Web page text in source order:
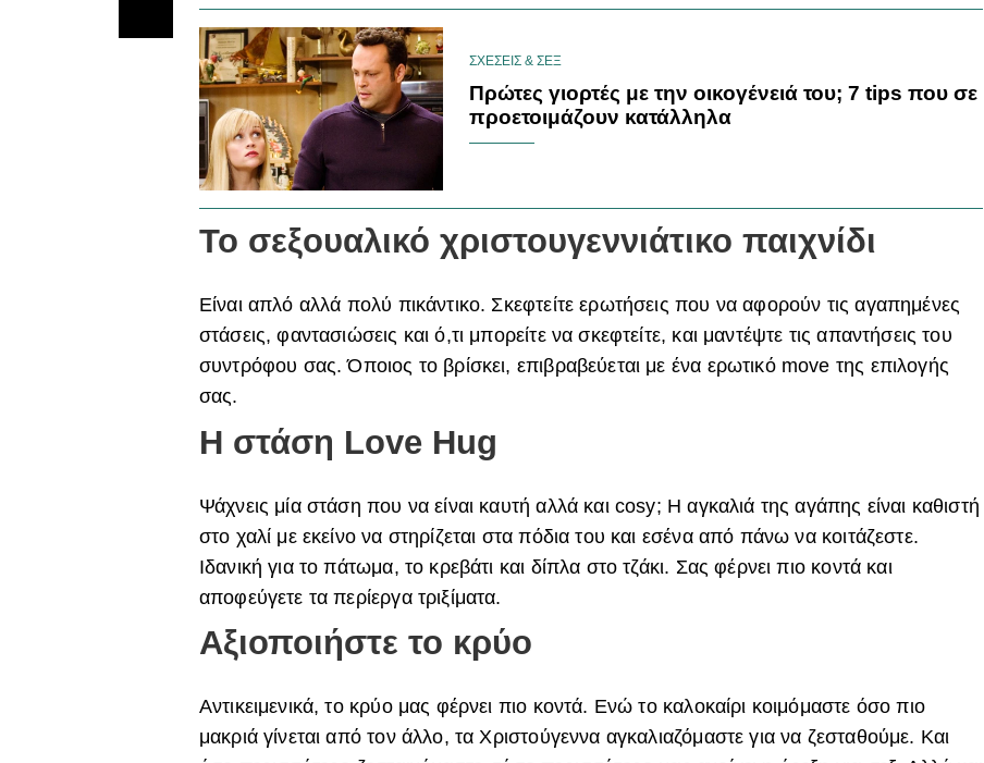
ΣΧΕΣΕΙΣ & ΣΕΞ
Πρώτες γιορτές με την οικογένειά του; 7 tips που σε
προετοιμάζουν κατάλληλα
Το σεξουαλικό χριστουγεννιάτικο παιχνίδι
Είναι απλό αλλά πολύ πικάντικο. Σκεφτείτε ερωτήσεις που να αφορούν τις αγαπημένες
στάσεις, φαντασιώσεις και ό,τι μπορείτε να σκεφτείτε, και μαντέψτε τις απαντήσεις του
συντρόφου σας. Όποιος το βρίσκει, επιβραβεύεται με ένα ερωτικό move της επιλογής
σας.
Η στάση Love Hug
Ψάχνεις μία στάση που να είναι καυτή αλλά και cosy; Η αγκαλιά της αγάπης είναι καθιστή
στο χαλί με εκείνο να στηρίζεται στα πόδια του και εσένα από πάνω να κοιτάζεστε.
Ιδανική για το πάτωμα, το κρεβάτι και δίπλα στο τζάκι. Σας φέρνει πιο κοντά και
αποφεύγετε τα περίεργα τριξίματα.
Αξιοποιήστε το κρύο
Αντικειμενικά, το κρύο μας φέρνει πιο κοντά. Ενώ το καλοκαίρι κοιμόμαστε όσο πιο
μακριά γίνεται από τον άλλο, τα Χριστούγεννα αγκαλιαζόμαστε για να ζεσταθούμε. Και